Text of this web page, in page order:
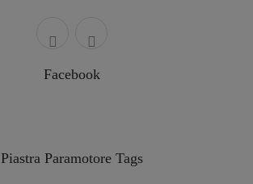
Facebook
Piastra Paramotore Tags